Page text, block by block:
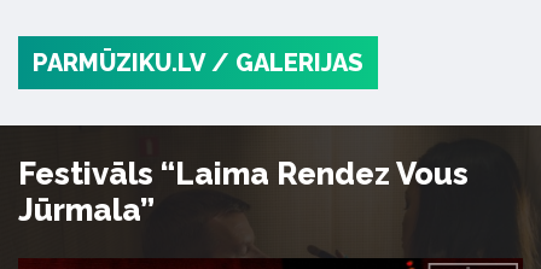
PARMŪZIKU.LV / GALERIJAS
Festivāls “Laima Rendez Vous
Jūrmala”